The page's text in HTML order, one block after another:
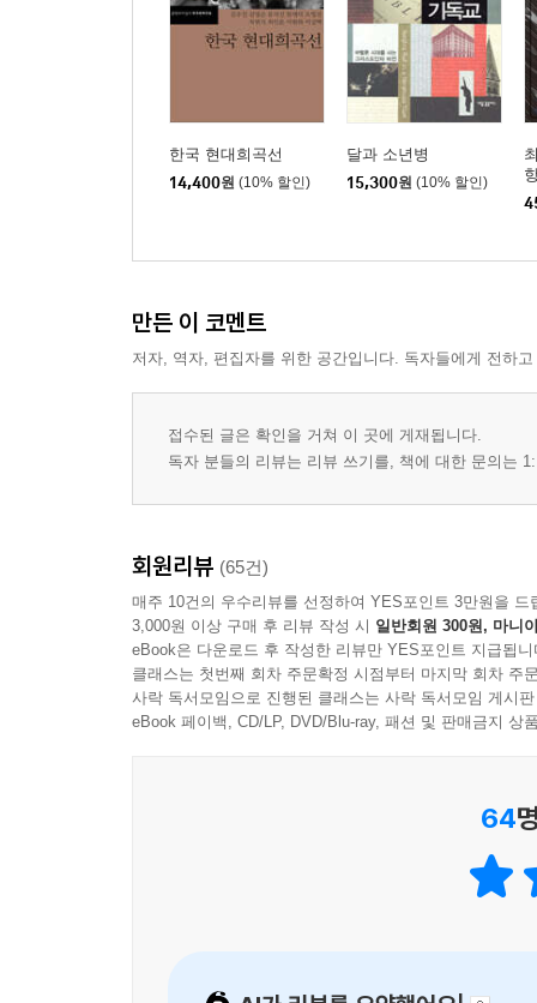
한국 현대희곡선
14,400원 (10% 할인)
달과 소년병
15,300원 (10% 할인)
만든 이 코멘트
저자, 역자, 편집자를 위한 공간입니다. 독자들에게 전하
접수된 글은 확인을 거쳐 이 곳에 게재됩니다.
독자 분들의 리뷰는 리뷰 쓰기를, 책에 대한 문의는
회원리뷰 (65건)
매주 10건의 우수리뷰를 선정하여 YES포인트 3만원을 드
3,000원 이상 구매 후 리뷰 작성 시 일반회원 300원, 마니
eBook은 다운로드 후 작성한 리뷰만 YES포인트 지급됩니
클래스는 첫번째 회차 주문확정 시점부터 마지막 회차 주
사락 독서모임으로 진행된 클래스는 사락 독서모임 게시
eBook 페이백, CD/LP, DVD/Blu-ray, 패션 및 판매금지 상
64